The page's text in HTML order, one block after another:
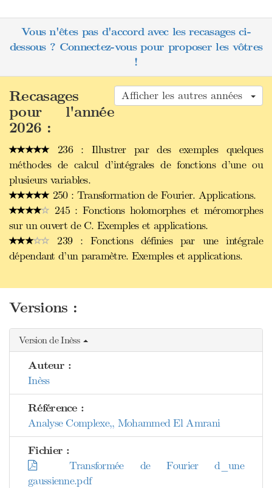
Vous n'êtes pas d'accord avec les recasages ci-
dessous ? Connectez-vous pour proposer les vôtres
!
Afficher les autres années
Recasages
pour l'année
2026 :
236 : Illustrer par des exemples quelques
méthodes de calcul d’intégrales de fonctions d’une ou
plusieurs variables.
250 : Transformation de Fourier. Applications.
245 : Fonctions holomorphes et méromorphes
sur un ouvert de C. Exemples et applications.
239 : Fonctions définies par une intégrale
dépendant d’un paramètre. Exemples et applications.
Versions :
Version de Inèss
Auteur :
Inèss
Référence :
Analyse Complexe,, Mohammed El Amrani
Fichier :
Transformée de Fourier d_une
gaussienne.pdf